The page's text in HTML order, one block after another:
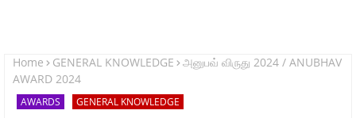
Home GENERAL KNOWLEDGE
அனுபவ் விருது 2024 / ANUBHAV
AWARD 2024
AWARDS GENERAL KNOWLEDGE